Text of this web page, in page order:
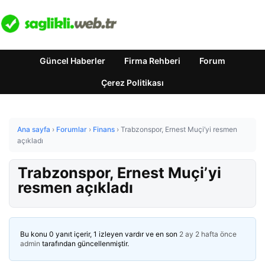
Güncel Haberler Firma Rehberi Forum
Çerez Politikası
Ana sayfa › Forumlar › Finans › Trabzonspor, Ernest Muçi’yi resmen
açıkladı
Trabzonspor, Ernest Muçi’yi
resmen açıkladı
Bu konu 0 yanıt içerir, 1 izleyen vardır ve en son 2 ay 2 hafta önce
admin tarafından güncellenmiştir.